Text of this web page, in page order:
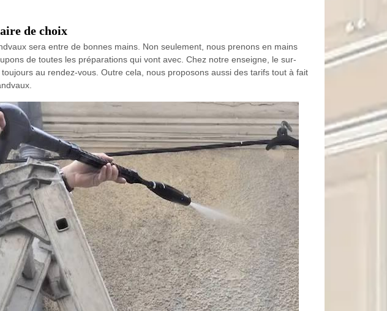
de choix
sera entre de bonnes mains. Non seulement, nous prenons en mains
de toutes les préparations qui vont avec. Chez notre enseigne, le sur-
au rendez-vous. Outre cela, nous proposons aussi des tarifs tout à fait